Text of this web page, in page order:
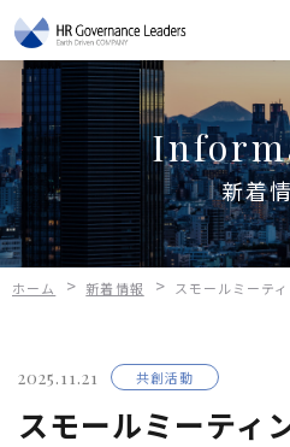
新着
会社
サー
お問い合
新着
ホーム > 新着情報 > スモールミーテ
2025.11.21 共創活動
スモールミーティ